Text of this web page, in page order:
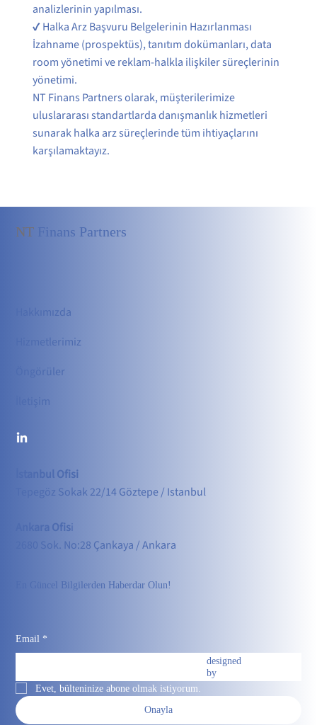
analizlerinin yapılması.
✔ Halka Arz Başvuru Belgelerinin Hazırlanması
İzahname (prospektüs), tanıtım dokümanları, data
room yönetimi ve reklam-halkla ilişkiler süreçlerinin
yönetimi.
NT Finans Partners olarak, müşterilerimize
uluslararası standartlarda danışmanlık hizmetleri
sunarak halka arz süreçlerinde tüm ihtiyaçlarını
karşılamaktayız.
NT Finans Partners
Hakkımızda
Hizmetlerimiz
Öngörüler
İletişim
İstanbul Ofisi
Tepegöz Sokak 22/14 Göztepe / Istanbul
Ankara Ofisi
2680 Sok. No:28 Çankaya / Ankara
En Güncel Bilgilerden Haberdar Olun!
Email *
Evet, bülteninize abone olmak istiyorum.
Onayla
designed
by